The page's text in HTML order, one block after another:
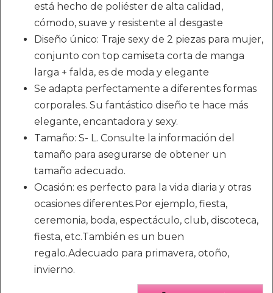
está hecho de poliéster de alta calidad,
cómodo, suave y resistente al desgaste
Diseño único: Traje sexy de 2 piezas para mujer,
conjunto con top camiseta corta de manga
larga + falda, es de moda y elegante
Se adapta perfectamente a diferentes formas
corporales. Su fantástico diseño te hace más
elegante, encantadora y sexy.
Tamaño: S- L. Consulte la información del
tamaño para asegurarse de obtener un
tamaño adecuado.
Ocasión: es perfecto para la vida diaria y otras
ocasiones diferentes.Por ejemplo, fiesta,
ceremonia, boda, espectáculo, club, discoteca,
fiesta, etc.También es un buen
regalo.Adecuado para primavera, otoño,
invierno.